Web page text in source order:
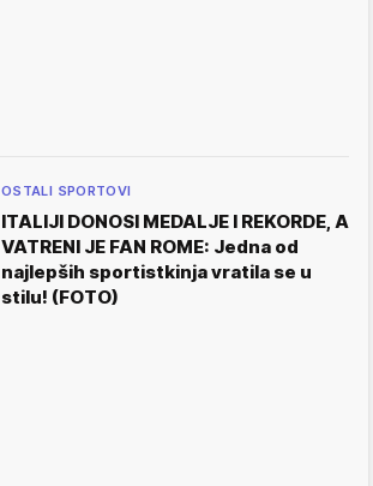
OSTALI SPORTOVI
ITALIJI DONOSI MEDALJE I REKORDE, A
VATRENI JE FAN ROME: Jedna od
najlepših sportistkinja vratila se u
stilu! (FOTO)